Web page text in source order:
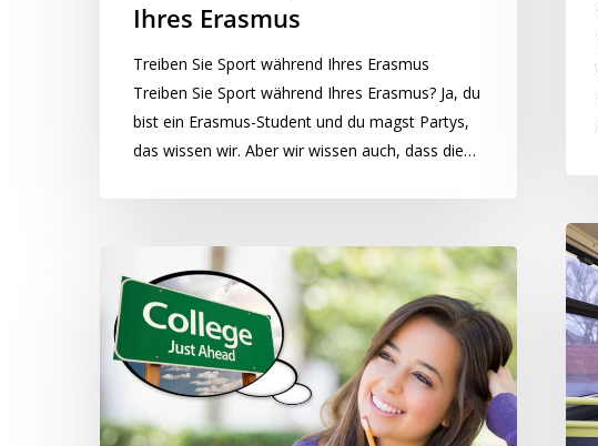
Ihres Erasmus
Treiben Sie Sport während Ihres Erasmus
Treiben Sie Sport während Ihres Erasmus? Ja, du
bist ein Erasmus-Student und du magst Partys,
das wissen wir. Aber wir wissen auch, dass die…